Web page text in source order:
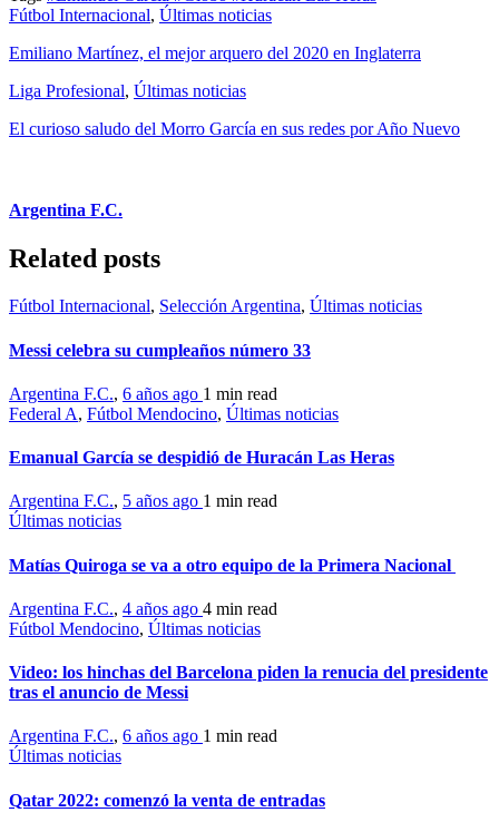
Fútbol Internacional, Últimas noticias
Emiliano Martínez, el mejor arquero del 2020 en Inglaterra
Liga Profesional, Últimas noticias
El curioso saludo del Morro García en sus redes por Año Nuevo
Argentina F.C.
Related posts
Fútbol Internacional, Selección Argentina, Últimas noticias
Messi celebra su cumpleaños número 33
Argentina F.C., 6 años ago 1 min read
Federal A, Fútbol Mendocino, Últimas noticias
Emanual García se despidió de Huracán Las Heras
Argentina F.C., 5 años ago 1 min read
Últimas noticias
Matías Quiroga se va a otro equipo de la Primera Nacional
Argentina F.C., 4 años ago 4 min read
Fútbol Mendocino, Últimas noticias
Video: los hinchas del Barcelona piden la renucia del presidente
tras el anuncio de Messi
Argentina F.C., 6 años ago 1 min read
Últimas noticias
Qatar 2022: comenzó la venta de entradas